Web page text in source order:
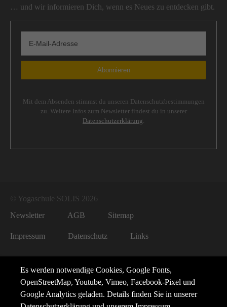
… und wir informieren Dich, wenn es Neues zu entdecken gibt.
Mit dem Absenden stimmst du unseren Datenschutzbestimmungen
zu. Weitere Infos zum Newsletter findest du in unserer
Datenschutzerklärung.
© Yogaschule SOLIS 2026
Newsletter
AGB Sitemap
Impressum Datenschutz Links
Es werden notwendige Cookies, Google Fonts,
OpenStreetMap, Youtube, Vimeo, Facebook-Pixel und
Google Analytics geladen. Details finden Sie in unserer